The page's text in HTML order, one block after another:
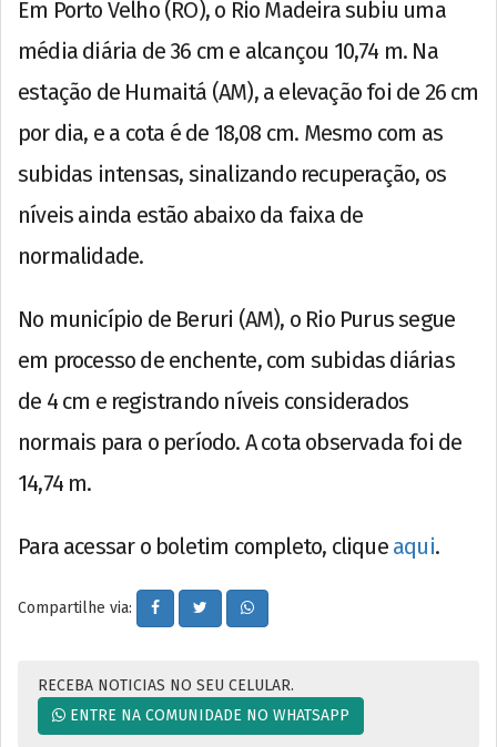
Em Porto Velho (RO), o Rio Madeira subiu uma
média diária de 36 cm e alcançou 10,74 m. Na
estação de Humaitá (AM), a elevação foi de 26 cm
por dia, e a cota é de 18,08 cm. Mesmo com as
subidas intensas, sinalizando recuperação, os
níveis ainda estão abaixo da faixa de
normalidade.
No município de Beruri (AM), o Rio Purus segue
em processo de enchente, com subidas diárias
de 4 cm e registrando níveis considerados
normais para o período. A cota observada foi de
14,74 m.
Para acessar o boletim completo, clique aqui.
Compartilhe via:
RECEBA NOTICIAS NO SEU CELULAR.
ENTRE NA COMUNIDADE NO WHATSAPP